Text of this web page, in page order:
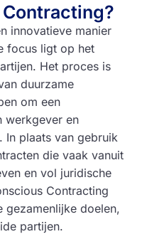
innovatieve manier
focus ligt op het
Het proces is
duurzame
om een
werkgever en
In plaats van gebruik
die vaak vanuit
en vol juridische
Contracting
gezamenlijke doelen,
partijen.